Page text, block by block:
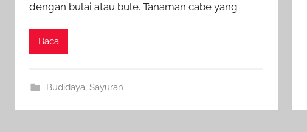
dengan bulai atau bule. Tanaman cabe yang
Baca
Budidaya Sayuran